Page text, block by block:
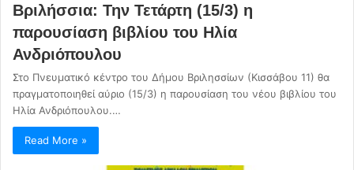
Βριλήσσια: Την Τετάρτη (15/3) η
παρουσίαση βιβλίου του Ηλία
Ανδριόπουλου
Στο Πνευματικό κέντρο του Δήμου Βριλησσίων (Κισσάβου 11) θα
πραγματοποιηθεί αύριο (15/3) η παρουσίαση του νέου βιβλίου του
Ηλία Ανδριόπουλου.…
Read More »